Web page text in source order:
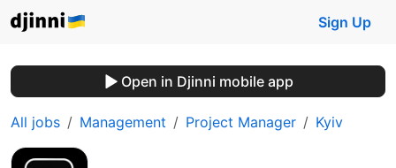
Sign Up
Open in Djinni mobile app
All jobs Management Project Manager Kyiv